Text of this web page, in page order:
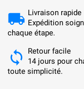
Livraison rapide
Expédition
chaque étape.
Retour facile
14 jours pour
toute simplicité.